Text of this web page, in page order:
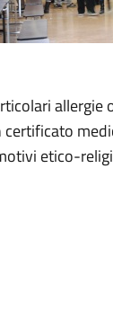
allergie
etico-